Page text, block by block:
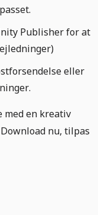
Publisher for at
eller
med en kreativ
nu, tilpas